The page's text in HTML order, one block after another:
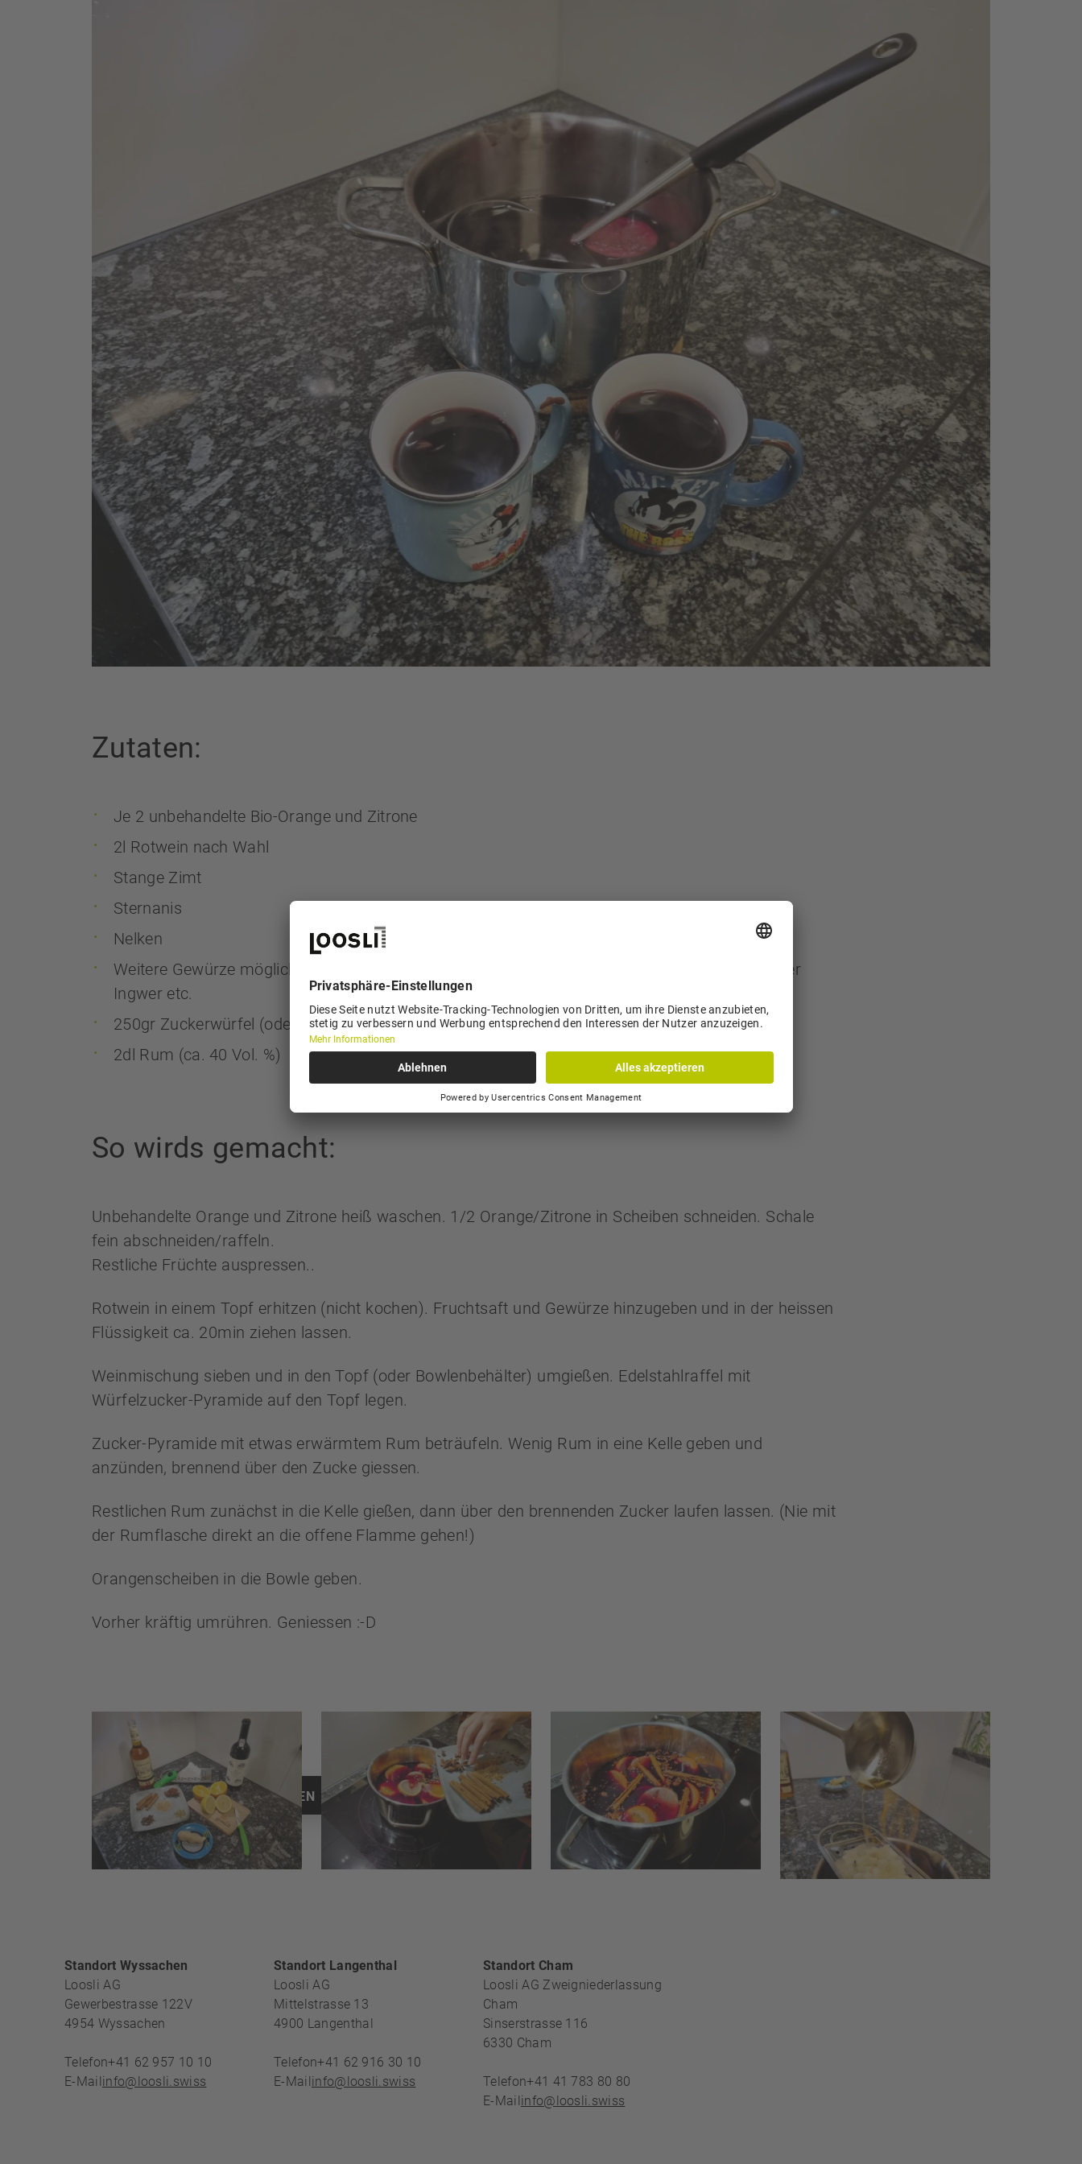
Zutaten:
Je 2 unbehandelte Bio-Orange und Zitrone
2l Rotwein nach Wahl
Stange Zimt
Sternanis
Nelken
Weitere Gewürze möglich: geschälter Kardamon, getrocknete Orangeschale, geriebener frischer
Ingwer etc.
250gr Zuckerwürfel (oder Zuckerhut, wenn verfügbar)
2dl Rum (ca. 40 Vol. %)
So wirds gemacht:
Unbehandelte Orange und Zitrone heiß waschen. 1/2 Orange/Zitrone in Scheiben schneiden. Schale
fein abschneiden/raffeln.
Restliche Früchte auspressen..
Rotwein in einem Topf erhitzen (nicht kochen). Fruchtsaft und Gewürze hinzugeben und in der heissen
Flüssigkeit ca. 20min ziehen lassen.
Weinmischung sieben und in den Topf (oder Bowlenbehälter) umgießen. Edelstahlraffel mit
Würfelzucker-Pyramide auf den Topf legen.
Zucker-Pyramide mit etwas erwärmtem Rum beträufeln. Wenig Rum in eine Kelle geben und
anzünden, brennend über den Zucke giessen.
Restlichen Rum zunächst in die Kelle gießen, dann über den brennenden Zucker laufen lassen. (Nie mit
der Rumflasche direkt an die offene Flamme gehen!)
Orangenscheiben in die Bowle geben.
Vorher kräftig umrühren. Geniessen :-D
ZURÜCK ZU ALLEN REZEPTEN
FOOTERBEREICH
Standort Wyssachen
Loosli AG
Gewerbestrasse 122V
4954 Wyssachen
Telefon+41 62 957 10 10
E-Mailinfo@loosli.swiss
Standort Langenthal
Loosli AG
Mittelstrasse 13
4900 Langenthal
Telefon+41 62 916 30 10
E-Mailinfo@loosli.swiss
Standort Cham
Loosli AG Zweigniederlassung
Cham
Sinserstrasse 116
6330 Cham
Telefon+41 41 783 80 80
E-Mailinfo@loosli.swiss